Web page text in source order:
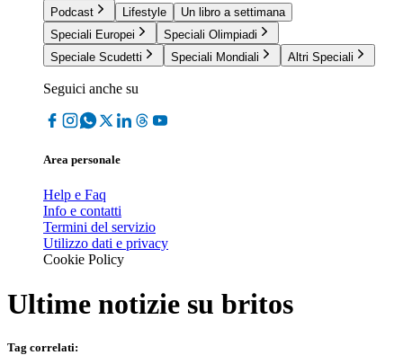
Podcast
Lifestyle
Un libro a settimana
Speciali Europei
Speciali Olimpiadi
Speciale Scudetti
Speciali Mondiali Altri Speciali
Seguici anche su
Area personale
Help e Faq
Info e contatti
Termini del servizio
Utilizzo dati e privacy
Cookie Policy
Ultime notizie su britos
Tag correlati: